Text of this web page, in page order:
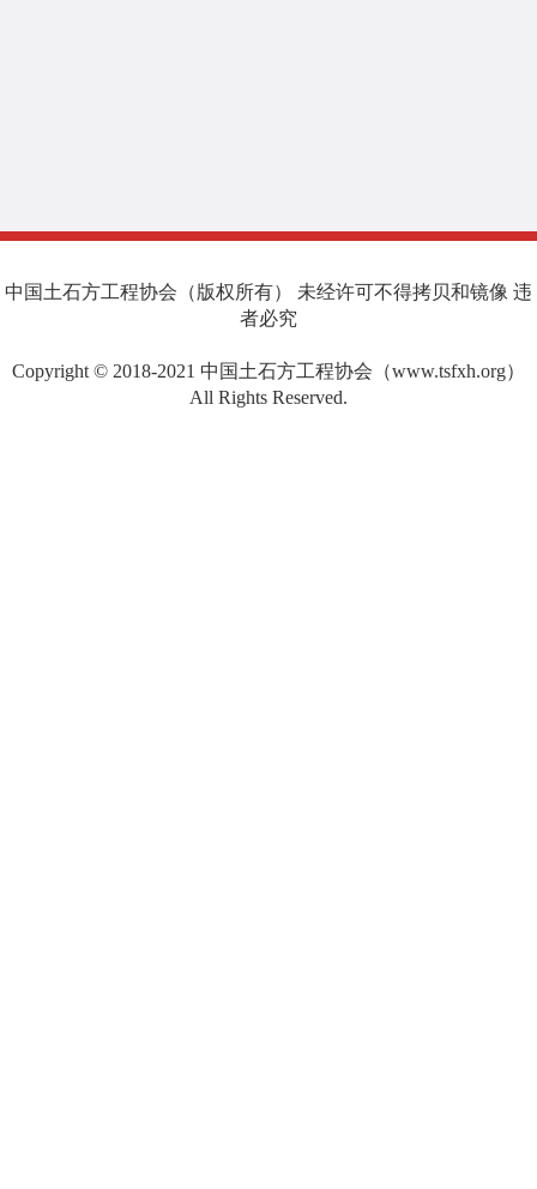
中国土石方工程协会（版权所有） 未经许可不得拷贝和镜像 违
者必究
Copyright © 2018-2021 中国土石方工程协会（www.tsfxh.org）
All Rights Reserved.